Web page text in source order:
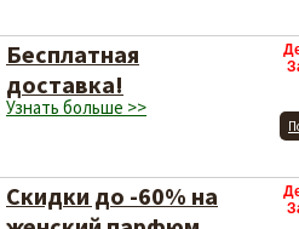
Бесплатная
доставка!
Узнать больше >>
Скидки до -60% на